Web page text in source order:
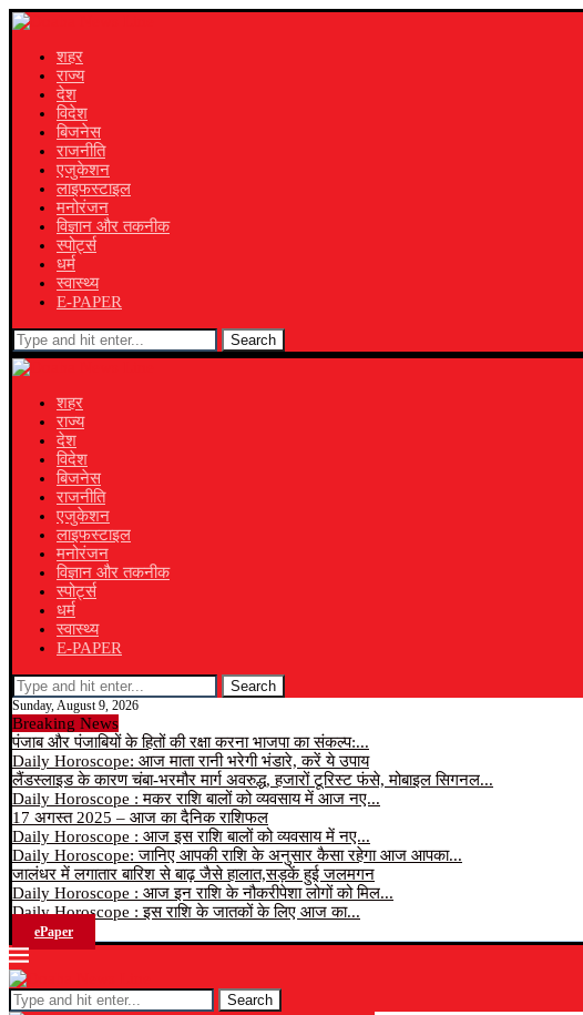
शहर
राज्य
देश
विदेश
बिजनेस
राजनीति
एजुकेशन
लाइफस्टाइल
मनोरंजन
विज्ञान और तकनीक
स्पोर्ट्स
धर्म
स्वास्थ्य
E-PAPER
Search
शहर
राज्य
देश
विदेश
बिजनेस
राजनीति
एजुकेशन
लाइफस्टाइल
मनोरंजन
विज्ञान और तकनीक
स्पोर्ट्स
धर्म
स्वास्थ्य
E-PAPER
Search
Sunday, August 9, 2026
Breaking News
पंजाब और पंजाबियों के हितों की रक्षा करना भाजपा का संकल्प:...
Daily Horoscope: आज माता रानी भरेगी भंडारे, करें ये उपाय
लैंडस्लाइड के कारण चंबा-भरमौर मार्ग अवरुद्ध, हजारों टूरिस्ट फंसे, मोबाइल सिगनल...
Daily Horoscope : मकर राशि बालों को व्यवसाय में आज नए...
17 अगस्त 2025 – आज का दैनिक राशिफल
Daily Horoscope : आज इस राशि बालों को व्यवसाय में नए...
Daily Horoscope: जानिए आपकी राशि के अनुसार कैसा रहेगा आज आपका...
जालंधर में लगातार बारिश से बाढ़ जैसे हालात,सड़कें हुई जलमगन
Daily Horoscope : आज इन राशि के नौकरीपेशा लोगों को मिल...
Daily Horoscope : इस राशि के जातकों के लिए आज का...
ePaper
Search